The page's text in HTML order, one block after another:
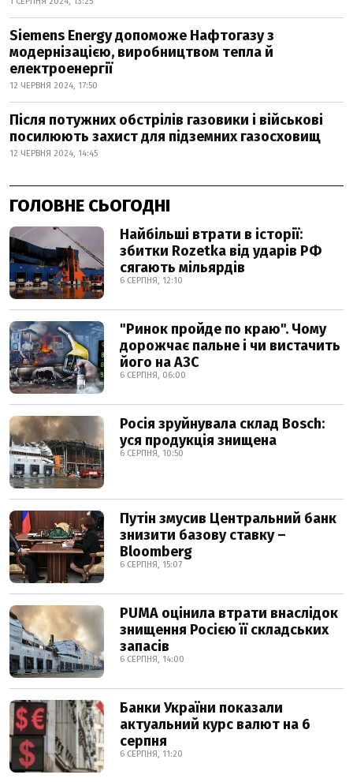
Siemens Energy допоможе Нафтогазу з
модернізацією, виробництвом тепла й
електроенергії
12 ЧЕРВНЯ 2024, 17:50
Після потужних обстрілів газовики і військові
посилюють захист для підземних газосховищ
12 ЧЕРВНЯ 2024, 14:45
ГОЛОВНЕ СЬОГОДНІ
Найбільші втрати в історії:
збитки Rozetka від ударів РФ
сягають мільярдів
6 СЕРПНЯ, 12:10
"Ринок пройде по краю". Чому
дорожчає пальне і чи вистачить
його на АЗС
6 СЕРПНЯ, 06:00
Росія зруйнувала склад Bosch:
уся продукція знищена
6 СЕРПНЯ, 10:50
Путін змусив Центральний банк
знизити базову ставку –
Bloomberg
6 СЕРПНЯ, 15:07
PUMA оцінила втрати внаслідок
знищення Росією її складських
запасів
6 СЕРПНЯ, 14:00
Банки України показали
актуальний курс валют на 6
серпня
6 СЕРПНЯ, 11:20